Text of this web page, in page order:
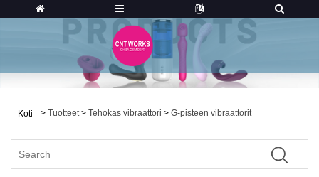
Koti > Tuotteet > Tehokas vibraattori > G-pisteen vibraattorit